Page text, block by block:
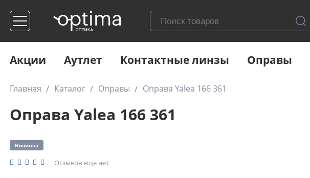
Акции Аутлет Контактные линзы Оправы
Главная Каталог Оправы Оправа Yalea 166 361
Оправа Yalea 166 361
Новинка
Отзывов еще нет